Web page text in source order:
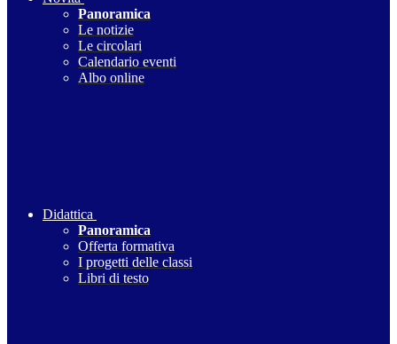
Panoramica
Le notizie
Le circolari
Calendario eventi
Albo online
Didattica
Panoramica
Offerta formativa
I progetti delle classi
Libri di testo